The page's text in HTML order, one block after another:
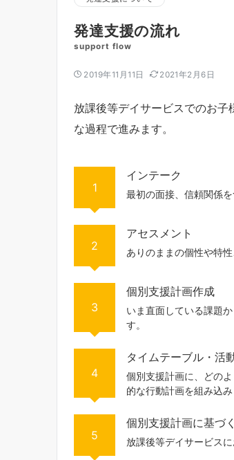
発達支援の流れ
support flow
2019年11月11日 2021年2月6日
放課後等デイサービスでのお子
な過程で進みます。
1
インテーク
最初の面接、信頼関係を
2
アセスメント
ありのままの個性や特
3
個別支援計画作成
いま直面している課題
す。
4
タイムテーブル・活
個別支援計画に、どの
的な行動計画を組み込み
5
個別支援計画に基づ
放課後等デイサービス